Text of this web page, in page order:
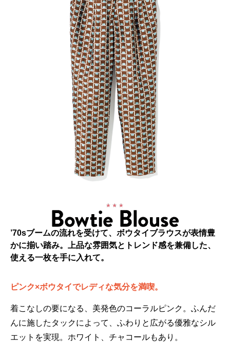
’70sブームの流れを受けて、ボウタイブラウスが表情豊
かに揃い踏み。上品な雰囲気とトレンド感を兼備した、
使える一枚を手に入れて。
ピンク×ボウタイでレディな気分を満喫。
着こなしの要になる、美発色のコーラルピンク。ふんだ
んに施したタックによって、ふわりと広がる優雅なシル
エットを実現。ホワイト、チャコールもあり。